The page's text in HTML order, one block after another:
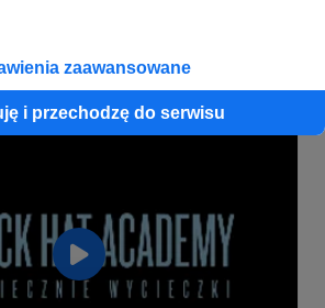
zaawansowane
i przechodzę do serwisu
śladów GPX